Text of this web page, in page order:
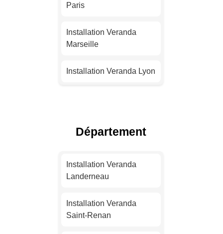
Paris
Installation Veranda
Marseille
Installation Veranda Lyon
Installation Veranda Nice
Installation Veranda
Nantes
Installation Veranda
Strasbourg
Département
Installation Veranda
Landerneau
Installation Veranda
Saint-Renan